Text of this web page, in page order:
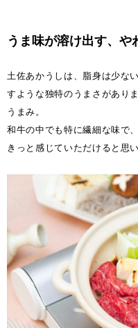
うま味が溶け出す、や
土佐あかうしは、脂身は少な
すような独特のうまさがあり
うまみ。
和牛の中でも特に繊細な味で
きっと感じていただけると思い